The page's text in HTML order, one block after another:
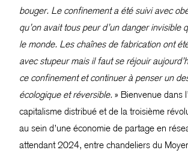
bouger. Le confinement a été suivi avec
qu’on avait tous peur d’un danger invisible
le monde. Les chaînes de fabrication ont
avec stupeur mais il faut se réjouir
ce confinement et continuer à penser un
écologique et réversible. » Bienvenue dans
capitalisme distribué et de la troisième
au sein d’une économie de partage en
attendant 2024, entre chandeliers du